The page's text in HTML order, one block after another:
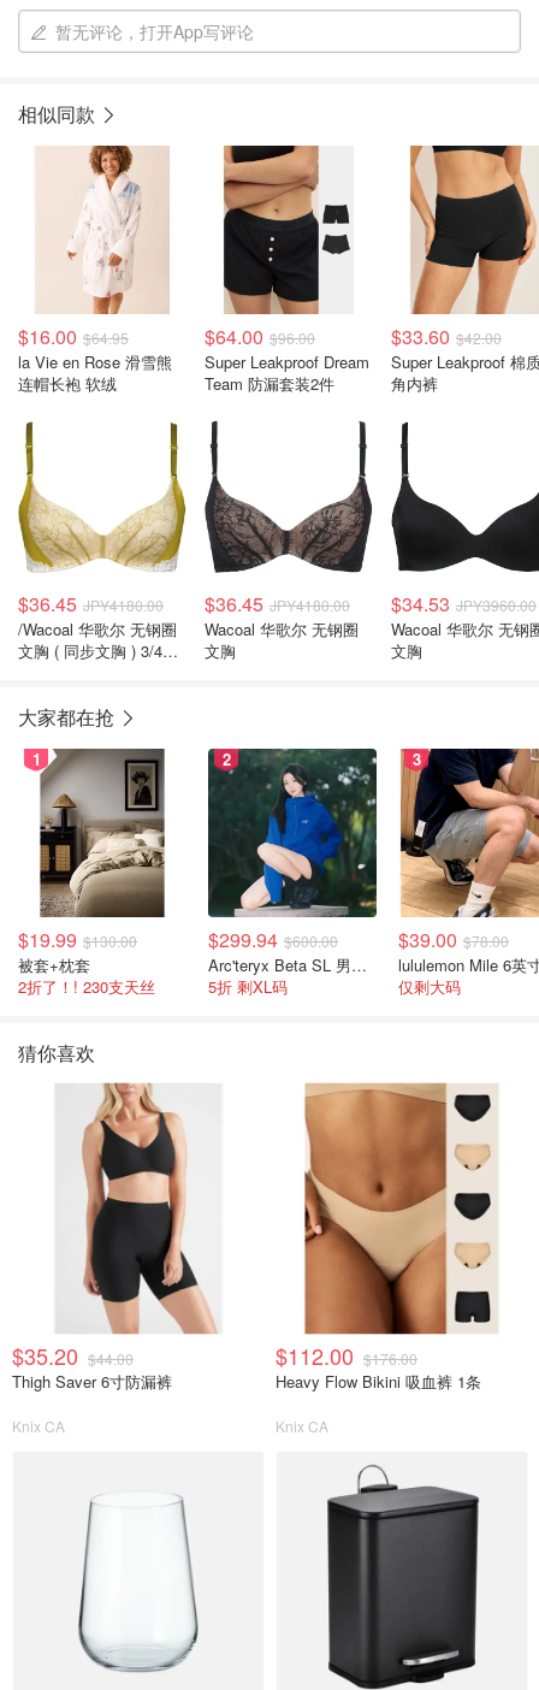
暂无评论，打开App写评论
相似同款
$16.00 $64.95
la Vie en Rose 滑雪熊
连帽长袍 软绒
$64.00 $96.00
Super Leakproof Dream
Team 防漏套装2件
$33.60 $42.00
Super Leakproof 棉
角内裤
$36.45 JPY4180.00
/Wacoal 华歌尔 无钢圈
文胸 ( 同步文胸 ) 3/4罩
$36.45 JPY4180.00
Wacoal 华歌尔 无钢圈
文胸
$34.53 JPY3960.00
Wacoal 华歌尔 无钢
文胸
大家都在抢
1
$19.99 $130.00
被套+枕套
2折了！! 230支天丝
2
$299.94 $600.00
Arc'teryx Beta SL 男士夹克 黑色
5折 剩XL码
3
$39.00 $78.00
仅剩大码
猜你喜欢
$35.20 $44.00
Thigh Saver 6寸防漏裤
Knix CA
$112.00 $176.00
Heavy Flow Bikini 吸血裤 1条
Knix CA